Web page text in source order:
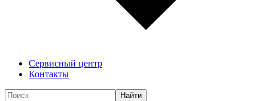
Сервисный центр
Контакты
Найти